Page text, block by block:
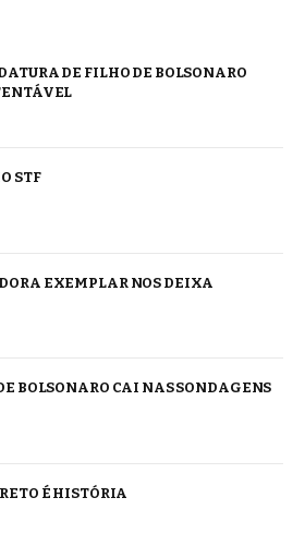
DE FILHO DE BOLSONARO
STF
EXEMPLAR NOS DEIXA
BOLSONARO CAI NAS SONDAGENS
É HISTÓRIA